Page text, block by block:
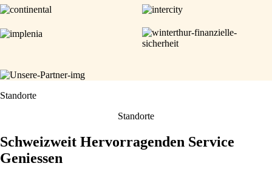
Standorte
Standorte
Schweizweit Hervorragenden Service
Geniessen